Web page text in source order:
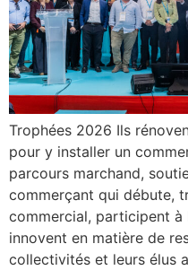
Trophées 2026 Ils
pour y installer un
parcours marchand,
commerçant qui débute,
commercial, participent à
innovent en matière de
collectivités et leurs élus